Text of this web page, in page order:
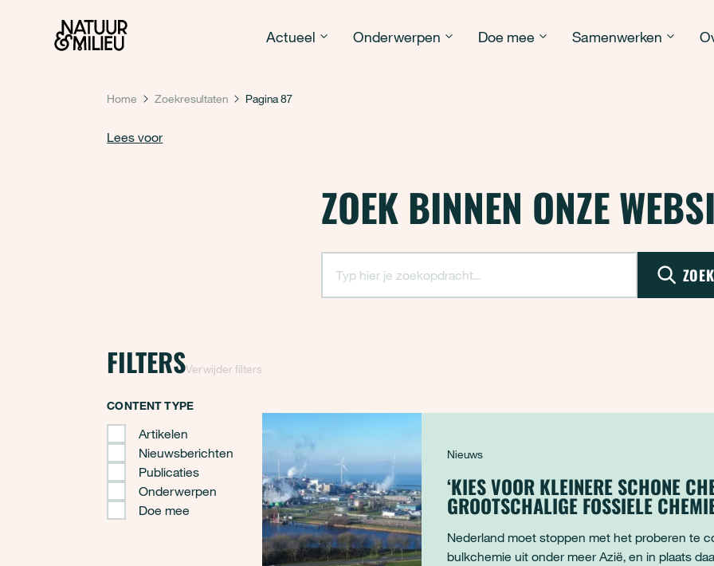
Natuur & Milieu homepage
Actueel Onderwerpen Doe mee Samenwerken
Home Zoekresultaten Pagina 87
Lees voor
ZOEK BINNEN ONZE
FILTERSVerwijder filters
CONTENT TYPE
Artikelen
Nieuwsberichten
Publicaties
Onderwerpen
Doe mee
Nieuws
‘KIES VOOR KLEINERE SCHONE
GROOTSCHALIGE FOSSIELE
Nederland moet stoppen met het proberen te
bulkchemie uit onder meer Azië, en in plaats